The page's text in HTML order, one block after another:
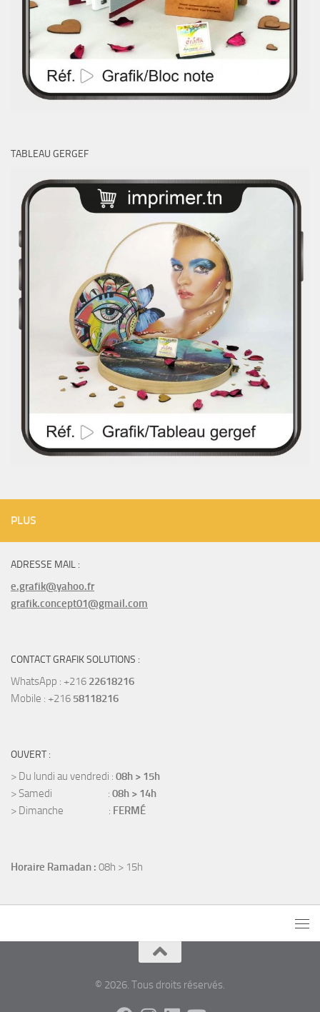
TABLEAU GERGEF
PLUS
ADRESSE MAIL :
e.grafik@yahoo.fr
grafik.concept01@gmail.com
CONTACT GRAFIK SOLUTIONS :
WhatsApp : +216 22618216
Mobile : +216 58118216
OUVERT :
> Du lundi au vendredi : 08h > 15h
> Samedi : 08h > 14h
> Dimanche : FERMÉ
Horaire Ramadan : 08h > 15h
© 2026. Tous droits réservés.